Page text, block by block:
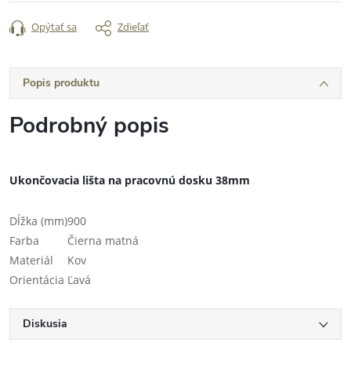
Opýtať sa Zdieľať
Popis produktu
Podrobný popis
Ukončovacia lišta na pracovnú dosku 38mm
Dĺžka (mm)900
Farba
Čierna matná
Materiál
Kov
Orientácia Ľavá
Diskusia